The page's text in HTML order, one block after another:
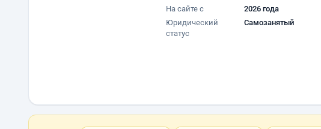
На сайте с
2026 года
Юридический
статус
Самозанятый